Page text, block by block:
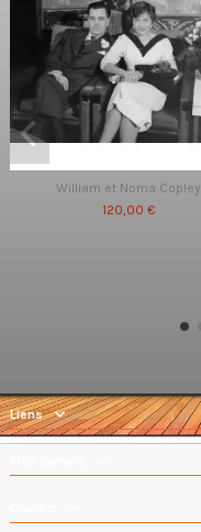
William et Noma Copley
120,00 €
Liens